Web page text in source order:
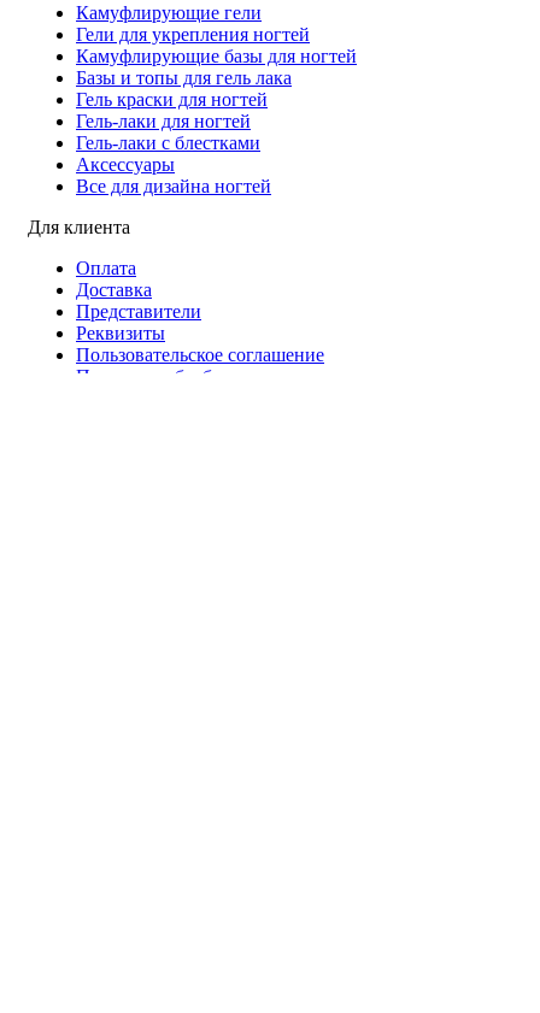
Камуфлирующие гели
Гели для укрепления ногтей
Камуфлирующие базы для ногтей
Базы и топы для гель лака
Гель краски для ногтей
Гель-лаки для ногтей
Гель-лаки с блестками
Аксессуары
Все для дизайна ногтей
Для клиента
Оплата
Доставка
Представители
Реквизиты
Пользовательское соглашение
Политики обработки персональных данных